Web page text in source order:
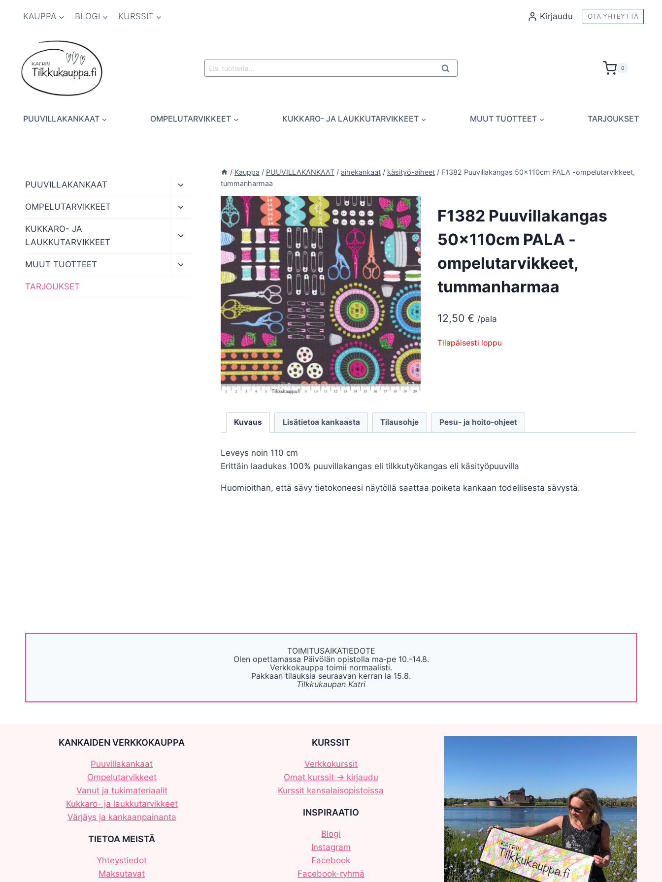
sisältöönKAUPPA BLOGI KURSSIT Kirjaudu OTA YHTEYTTÄ
Etsi: Haku Kun tuloksia tulee, voit selata niitä 0
PUUVILLAKANKAAT OMPELUTARVIKKEET KUKKARO- JA LAUKKUTARVIKKEET MUUT TUOTTEET TARJOUKSET
/ Kauppa / PUUVILLAKANKAAT / aihekankaat / käsityö-aiheet / F1382 Puuvillakangas 50x110cm PALA -ompelutarvikkeet,
tummanharmaa
F1382 Puuvillakangas
50x110cm PALA -
ompelutarvikkeet,
tummanharmaa
12,50 € /pala
Tilapäisesti loppu
Kuvaus Lisätietoa kankaasta Tilausohje Pesu- ja hoito-ohjeet
Leveys noin 110 cm
Erittäin laadukas 100% puuvillakangas eli tilkkutyökangas eli käsityöpuuvilla
Huomioithan, että sävy tietokoneesi näytöllä saattaa poiketa kankaan todellisesta sävystä.
PUUVILLAKANKAAT
Toggle
menu
OMPELUTARVIKKEET
Toggle
KUKKARO- JA
LAUKKUTARVIKKEET
child
MUUT TUOTTEET
Toggle
TARJOUKSET
TOIMITUSAIKATIEDOTE
Olen opettamassa Päivölän opistolla ma-pe 10.-14.8.
Verkkokauppa toimii normaalisti.
Pakkaan tilauksia seuraavan kerran la 15.8.
Tilkkukaupan Katri
KANKAIDEN VERKKOKAUPPA
Puuvillakankaat
Ompelutarvikkeet
Vanut ja tukimateriaalit
Kukkaro- ja laukkutarvikkeet
Värjäys ja kankaanpainanta
TIETOA MEISTÄ
Yhteystiedot
Maksutavat
KURSSIT
Verkkokurssit
Omat kurssit -> kirjaudu
Kurssit kansalaisopistoissa
INSPIRAATIO
Blogi
Instagram
Facebook
Facebook-ryhmä